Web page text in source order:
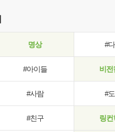
명상 #
#아이들 비전
#사람 #
#친구 링컨